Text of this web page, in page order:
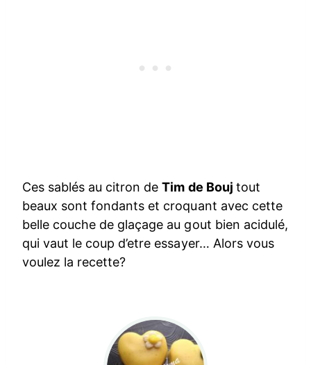
Ces sablés au citron deTim de Bouj tout
beaux sont fondants et croquant avec cette
belle couche de glaçage au gout bien acidulé,
qui vaut le coup d’etre essayer… Alors vous
voulez la recette?